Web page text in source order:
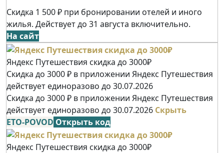
Скидка 1 500 ₽ при бронировании отелей и иного
жилья. Действует до 31 августа включительно.
На сайт
Яндекс Путешествия скидка до 3000₽
Скидка до 3000 ₽ в приложении Яндекс Путешествия
действует единоразово до 30.07.2026
Скидка до 3000 ₽ в приложении Яндекс Путешествия
действует единоразово до 30.07.2026 Скрыть
ETO-POVOD Открыть код
Яндекс Путешествия скидка до 3000₽